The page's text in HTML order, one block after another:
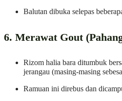
Balutan dibuka selepas
6. Merawat Gout
Rizom halia bara ditumbuk
jerangau (masing-masing
Ramuan ini direbus dan